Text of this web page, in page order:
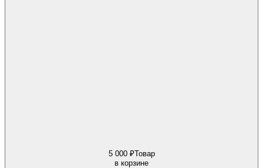
5 000 ₽Товар
в корзине